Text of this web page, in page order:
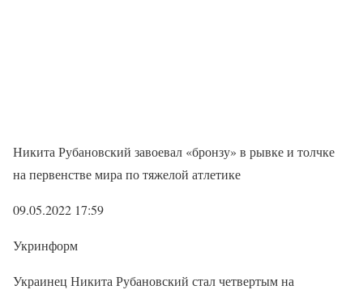
Никита Рубановский завоевал «бронзу» в рывке и толчке
на первенстве мира по тяжелой атлетике
09.05.2022 17:59
Укринформ
Украинец Никита Рубановский стал четвертым на